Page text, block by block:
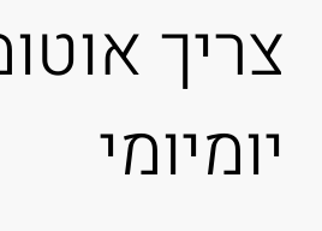
צריך
יומיומי